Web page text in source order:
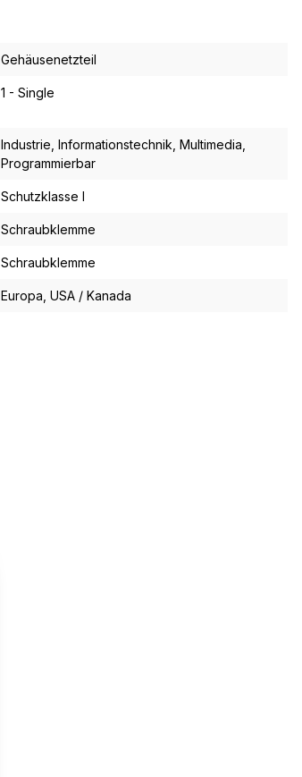
Gehäusenetzteil
1 - Single
Industrie , Informationstechnik , Multimedia
Programmierbar
Schutzklasse I
Schraubklemme
Schraubklemme
Europa , USA / Kanada